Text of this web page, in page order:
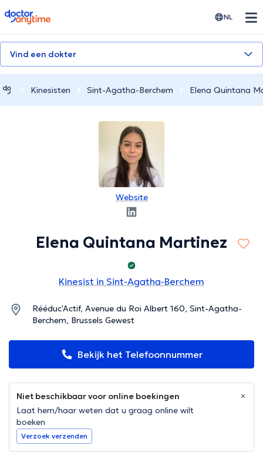
doctoranytime NL
Vind een dokter
Kinesisten Sint-Agatha-Berchem Elena Quintana
Website
Elena Quintana Martinez
Kinesist in Sint-Agatha-Berchem
Rééduc'Actif, Avenue du Roi Albert 160, Sint-Agatha-
Berchem, Brussels Gewest
Bekijk het Telefoonnummer
Niet beschikbaar voor online boekingen
Laat hem/haar weten dat u graag online wilt
boeken
Verzoek verzenden